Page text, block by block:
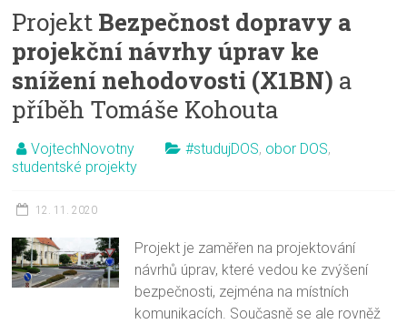
Projekt Bezpečnost dopravy a
projekční návrhy úprav ke
snížení nehodovosti (X1BN) a
příběh Tomáše Kohouta
VojtechNovotny #studujDOS, obor DOS,
studentské projekty
12. 11. 2020
Projekt je zaměřen na projektování
návrhů úprav, které vedou ke zvýšení
bezpečnosti, zejména na místních
komunikacích. Současně se ale rovněž